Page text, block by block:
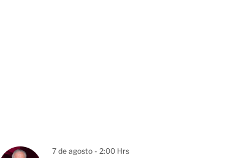
7 de agosto - 2:00 Hrs